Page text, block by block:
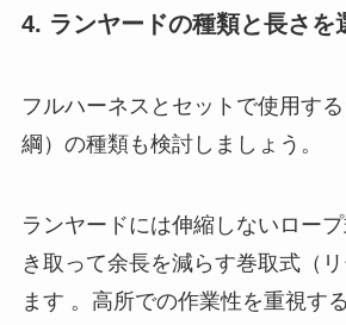
4. ランヤードの種類と長さを
フルハーネスとセットで使用す
綱）の種類も検討しましょう。
ランヤードには伸縮しないロー
き取って余長を減らす巻取式（
ます 。高所での作業性を重視す